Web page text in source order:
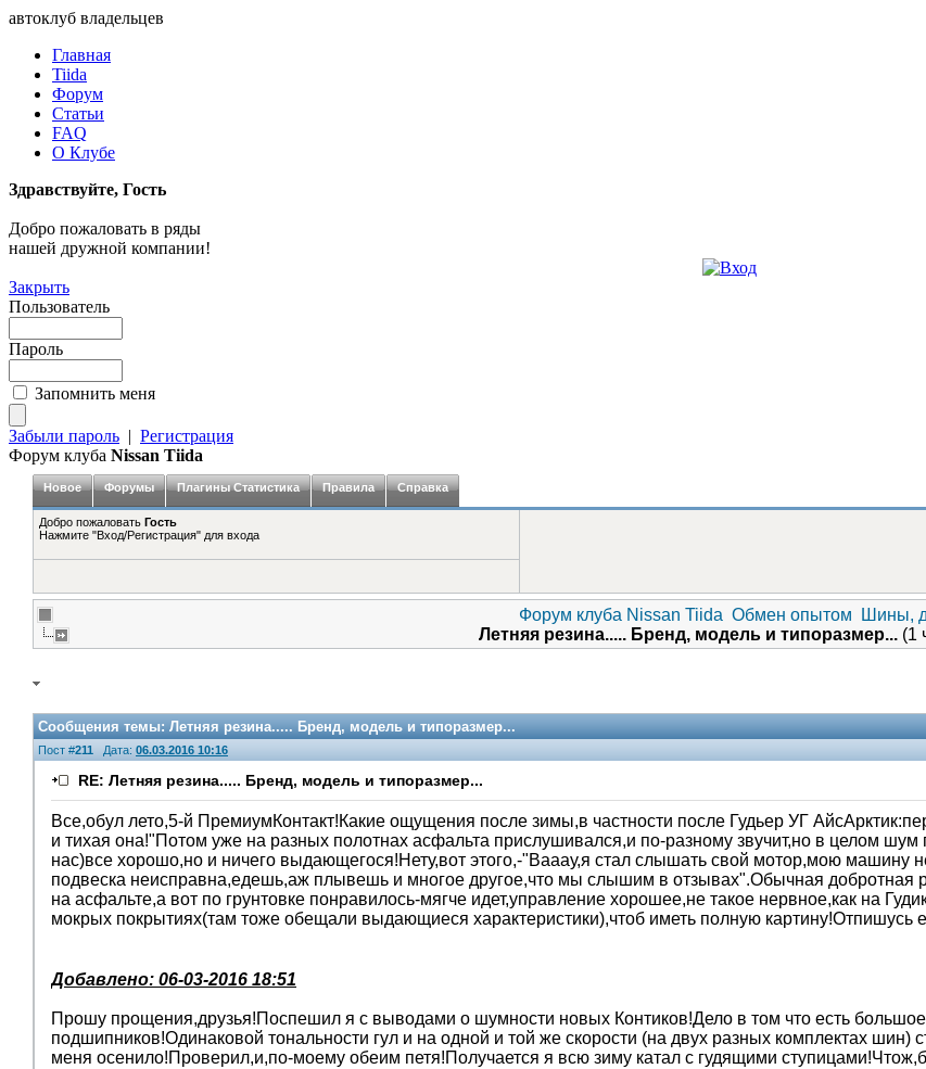
автоклуб владельцев
Главная
Tiida
Форум
Статьи
FAQ
О Клубе
Здравствуйте, Гость
Добро пожаловать в ряды
нашей дружной компании!
Закрыть
Пользователь
Пароль
Запомнить меня
Забыли пароль | Регистрация
Форум клуба Nissan Tiida
Новое Форумы Плагины Статистика Правила Справка
Добро пожаловать Гость
Нажмите "Вход/Регистрация" для входа
Форум клуба Nissan Tiida Обмен опытом
Шины,
Летняя резина..... Бренд, модель и типоразмер... (1
Сообщения темы:Летняя резина..... Бренд, модель и типоразмер...
Пост #211 Дата: 06.03.2016 10:16
RE: Летняя резина..... Бренд, модель и типоразмер...
Все,обул лето,5-й ПремиумКонтакт!Какие ощущения после зимы,в частности после Гудьер УГ
и тихая она!"Потом уже на разных полотнах асфальта прислушивался,и по-разному звучит,но в целом
нас)все хорошо,но и ничего выдающегося!Нету,вот этого,-"Вааау,я стал слышать свой мотор,мою машину
подвеска неисправна,едешь,аж плывешь и многое другое,что мы слышим в отзывах".Обычная добротная
на асфальте,а вот по грунтовке понравилось-мягче идет,управление хорошее,не такое нервное,как на
мокрых покрытиях(там тоже обещали выдающиеся характеристики),чтоб иметь полную картину!Отпишусь
Добавлено: 06-03-2016 18:51
Прошу прощения,друзья!Поспешил я с выводами о шумности новых Контиков!Дело в том что есть большое
подшипников!Одинаковой тональности гул и на одной и той же скорости (на двух разных комплектах шин)
меня осенило!Проверил,и,по-моему обеим петя!Получается я всю зиму катал с гудящими